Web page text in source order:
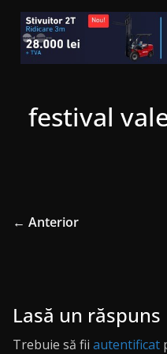
festival
← Anterior
Lasă un răspuns
Trebuie să fii autentificat